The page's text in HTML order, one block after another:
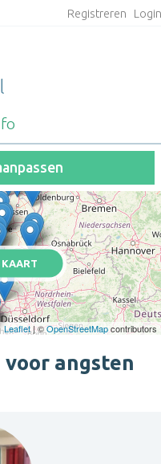
Registreren
Leaflet| ©OpenStreetMapcontributors
voor angsten